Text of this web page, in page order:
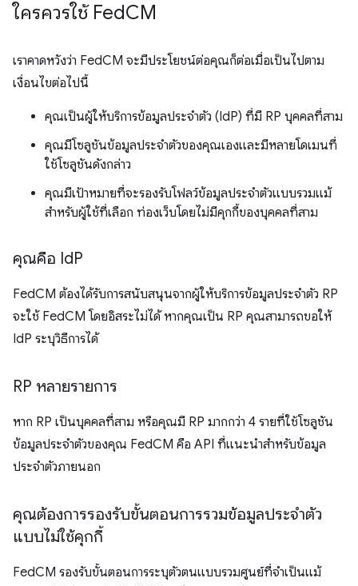
ใครควรใช้ FedCM
เราคาดหวังว่า FedCM จะมีประโยชน์ต่อคุณก็ต่อเมื่อเป็นไปตาม
เงื่อนไขต่อไปนี้
คุณเป็นผู้ให้บริการข้อมูลประจำตัว (IdP) ที่มี RP บุคคลที่สาม
คุณมีโซลูชันข้อมูลประจำตัวของคุณเองและมีหลายโดเมนที่
ใช้โซลูชันดังกล่าว
คุณมีเป้าหมายที่จะรองรับโฟลว์ข้อมูลประจำตัวแบบรวมแม้
สำหรับผู้ใช้ที่เลือก ท่องเว็บโดยไม่มีคุกกี้ของบุคคลที่สาม
คุณคือ IdP
FedCM ต้องได้รับการสนับสนุนจากผู้ให้บริการข้อมูลประจำตัว RP
จะใช้ FedCM โดยอิสระไม่ได้ หากคุณเป็น RP คุณสามารถขอให้
IdP ระบุวิธีการได้
RP หลายรายการ
หาก RP เป็นบุคคลที่สาม หรือคุณมี RP มากกว่า 4 รายที่ใช้โซลูชัน
ข้อมูลประจำตัวของคุณ FedCM คือ API ที่แนะนำสำหรับข้อมูล
ประจำตัวภายนอก
คุณต้องการรองรับขั้นตอนการรวมข้อมูลประจำตัว
แบบไม่ใช้คุกกี้
FedCM รองรับขั้นตอนการระบุตัวตนแบบรวมศูนย์ที่จำเป็นแม้